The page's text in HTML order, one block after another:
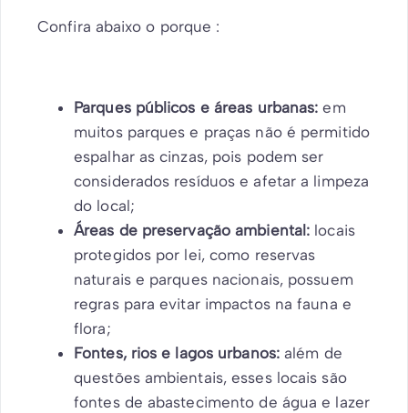
Confira abaixo o porque :
Parques públicos e áreas urbanas: em
muitos parques e praças não é permitido
espalhar as cinzas, pois podem ser
considerados resíduos e afetar a limpeza
do local;
Áreas de preservação ambiental: locais
protegidos por lei, como reservas
naturais e parques nacionais, possuem
regras para evitar impactos na fauna e
flora;
Fontes, rios e lagos urbanos: além de
questões ambientais, esses locais são
fontes de abastecimento de água e lazer